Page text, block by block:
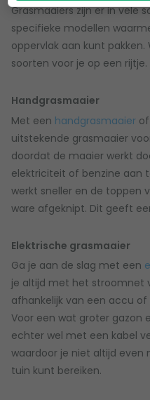
Grasmaaiers zijn er in vele
specifieke modellen
oppervlak aan kunt
soorten voor je op een rijtje.
Handgrasmaaier
Met een handgrasmaaier
uitstekende grasmaaier
doordat de maaier werkt
elektriciteit of benzine aan
werkt sneller en de toppen
ware afgeknipt. Dit geeft
Elektrische grasmaaier
Ga je aan de slag met een
je altijd met het stroomnet
afhankelijk van een accu
Voor een wat groter gazon
echter wel met een kabel
waardoor je niet altijd even
tuin kunt bereiken.